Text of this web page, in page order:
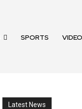
SPORTS
Latest News